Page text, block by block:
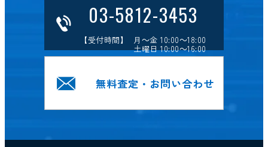
03-5812-3453
【受付時間】 月～金 10:00～18:00
土曜日 10:00～16:00
無料査定・お問い合わせ